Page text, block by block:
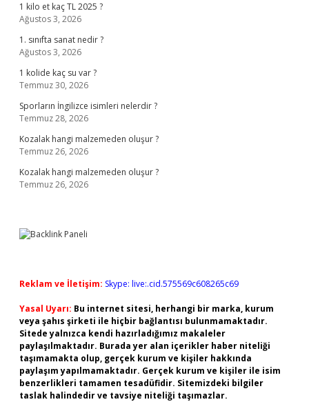
1 kilo et kaç TL 2025 ?
Ağustos 3, 2026
1. sınıfta sanat nedir ?
Ağustos 3, 2026
1 kolide kaç su var ?
Temmuz 30, 2026
Sporların İngilizce isimleri nelerdir ?
Temmuz 28, 2026
Kozalak hangi malzemeden oluşur ?
Temmuz 26, 2026
Kozalak hangi malzemeden oluşur ?
Temmuz 26, 2026
Reklam ve İletişim: Skype: live:.cid.575569c608265c69
Yasal Uyarı: Bu internet sitesi, herhangi bir marka, kurum
veya şahıs şirketi ile hiçbir bağlantısı bulunmamaktadır.
Sitede yalnızca kendi hazırladığımız makaleler
paylaşılmaktadır. Burada yer alan içerikler haber niteliği
taşımamakta olup, gerçek kurum ve kişiler hakkında
paylaşım yapılmamaktadır. Gerçek kurum ve kişiler ile isim
benzerlikleri tamamen tesadüfidir. Sitemizdeki bilgiler
taslak halindedir ve tavsiye niteliği taşımazlar.